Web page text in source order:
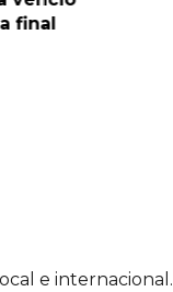
final
e internacional.